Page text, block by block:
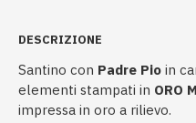
DESCRIZIONE
Santino con Padre Pio in
elementi stampati in ORO
impressa in oro a rilievo.